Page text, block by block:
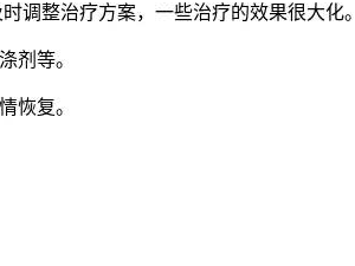
调整治疗方案，一些治疗的效果很大化。
剂等。
恢复。